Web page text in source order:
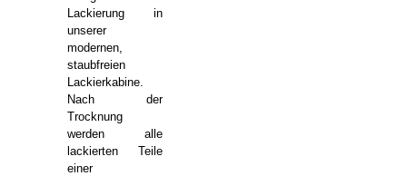
Lackierung in
unserer
modernen,
staubfreien
Lackierkabine.
Nach der
Trocknung
werden alle
lackierten Teile
einer